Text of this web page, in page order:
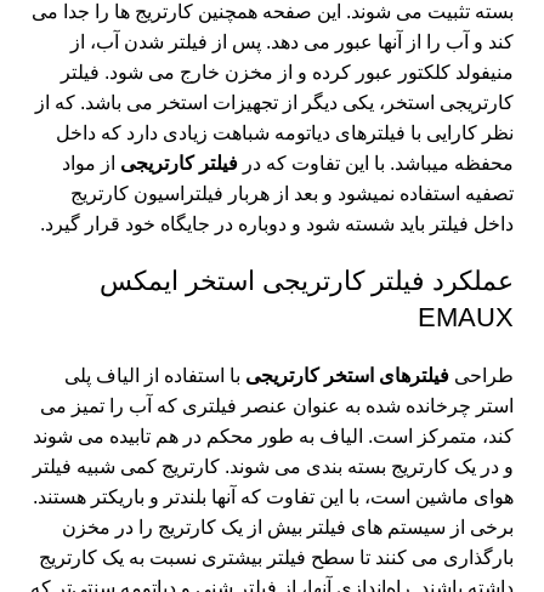
بسته تثبیت می شوند. این صفحه همچنین کارتریج ها را جدا می
کند و آب را از آنها عبور می دهد. پس از فیلتر شدن آب، از
منیفولد کلکتور عبور کرده و از مخزن خارج می شود. فیلتر
کارتریجی استخر ، یکی دیگر از تجهیزات استخر می باشد. که از
نظر کارایی با فیلترهای دیاتومه شباهت زیادی دارد که داخل
محفظه میباشد. با این تفاوت که در فیلتر کارتریجی از مواد
تصفیه استفاده نمیشود و بعد از هربار فیلتراسیون کارتریج
داخل فیلتر باید شسته شود و دوباره در جایگاه خود قرار گیرد.
عملکرد فیلتر کارتریجی استخر ایمکس
EMAUX
طراحی فیلترهای استخر کارتریجی با استفاده از الیاف پلی
استر چرخانده شده به عنوان عنصر فیلتری که آب را تمیز می
کند، متمرکز است. الیاف به طور محکم در هم تابیده می شوند
و در یک کارتریج بسته بندی می شوند. کارتریج کمی شبیه فیلتر
هوای ماشین است، با این تفاوت که آنها بلندتر و باریکتر هستند.
برخی از سیستم های فیلتر بیش از یک کارتریج را در مخزن
بارگذاری می کنند تا سطح فیلتر بیشتری نسبت به یک کارتریج
داشته باشند. راه‌اندازی آنها، از فیلتر شنی و دیاتومه سنتی‌تر که